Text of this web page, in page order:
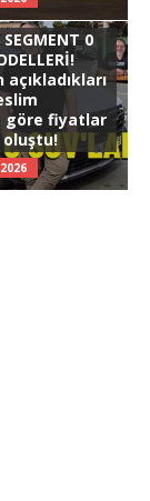
SEGMENT 0
göre fiyatlar